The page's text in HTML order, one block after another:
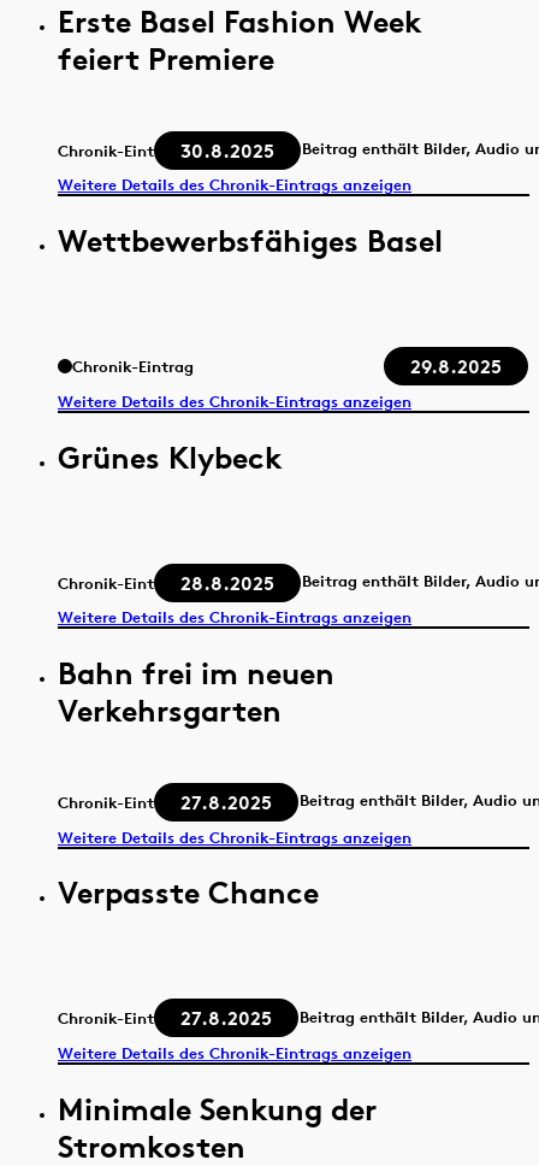
Erste Basel Fashion Week
feiert Premiere
Chronik-Eintrag 30.8.2025
Beitrag enthält Bilder, Audio
Weitere Details des Chronik-Eintrags anzeigen
Wettbewerbsfähiges Basel
Chronik-Eintrag 29.8.2025
Weitere Details des Chronik-Eintrags anzeigen
Grünes Klybeck
Chronik-Eintrag 28.8.2025
Beitrag enthält Bilder, Audio
Weitere Details des Chronik-Eintrags anzeigen
Bahn frei im neuen
Verkehrsgarten
Chronik-Eintrag 27.8.2025
Beitrag enthält Bilder, Audio
Weitere Details des Chronik-Eintrags anzeigen
Verpasste Chance
Chronik-Eintrag 27.8.2025
Beitrag enthält Bilder, Audio
Weitere Details des Chronik-Eintrags anzeigen
Minimale Senkung der
Stromkosten